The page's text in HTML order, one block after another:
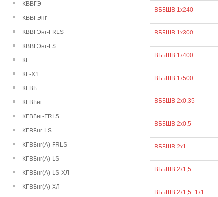
КВВГЭ
КВВГЭнг
КВВГЭнг-FRLS
КВВГЭнг-LS
КГ
КГ-ХЛ
КГВВ
КГВВнг
КГВВнг-FRLS
КГВВнг-LS
КГВВнг(А)-FRLS
КГВВнг(А)-LS
КГВВнг(А)-LS-ХЛ
КГВВнг(А)-ХЛ
ВББШВ 1х240
ВББШВ 1х300
ВББШВ 1х400
ВББШВ 1х500
ВББШВ 2х0,35
ВББШВ 2х0,5
ВББШВ 2х1
ВББШВ 2х1,5
ВББШВ 2х1,5+1х1